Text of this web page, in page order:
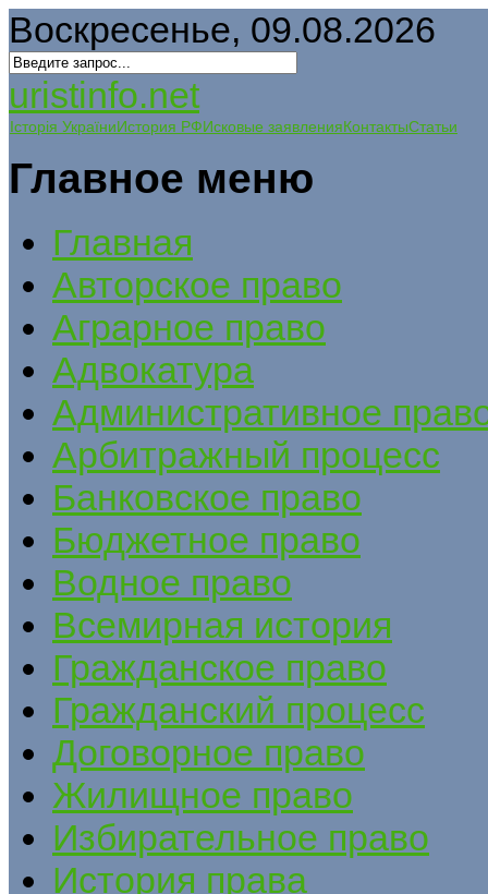
Воскресенье, 09.08.2026
uristinfo.net
Історія УкраїниИстория РФИсковые заявленияКонтактыСтатьи
Главное меню
Главная
Авторское право
Аграрное право
Адвокатура
Административное
Арбитражный процесс
Банковское право
Бюджетное право
Водное право
Всемирная история
Гражданское право
Гражданский процесс
Договорное право
Жилищное право
Избирательное право
История права